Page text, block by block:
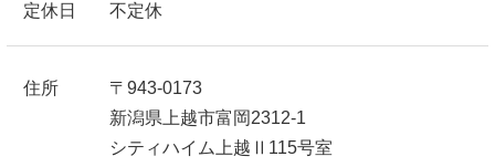
定休日 不定休
住所
〒943-0173
新潟県上越市富岡2312-1
シティハイム上越Ⅱ115号室